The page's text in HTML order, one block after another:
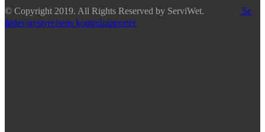
© Copyright 2019. All Rights Reserved by ServiWet.
Se
fødevarestyrelsens kontrolrapporter